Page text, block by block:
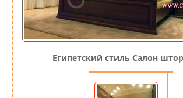
Египетский стиль Салон